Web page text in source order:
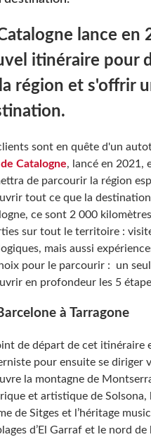
lance en
itinéraire pour
région et s'offrir
sont en quête d'un
Catalogne, lancé en 2021,
de parcourir la région
tout ce que la
ce sont 2 000
sur tout le territoire :
mais aussi
pour le parcourir : un
en profondeur les 5
à Tarragone
de départ de cet itinéraire
pour ensuite se diriger
la montagne de
et artistique de Solsona,
de Sitges et l’héritage
d’El Garraf et le nord